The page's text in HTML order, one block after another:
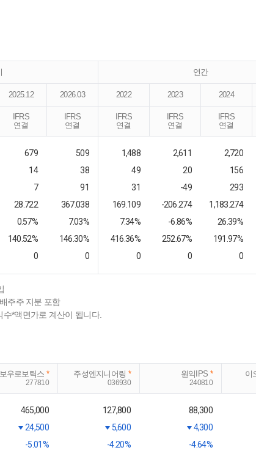
연간
2025.12 2026.03 2022 2023 2024
IFRS
연결
IFRS
연결
IFRS
연결
IFRS
연결
IFRS
연결
679 509 1,488 2,611 2,720
14 38 49 20 156
7 91 31 -49 293
28.722 367.038 169.109 -206.274 1,183.274
0.57% 7.03% 7.34% -6.86% 26.39%
140.52% 146.30% 416.36% 252.67% 191.97%
0 0 0 0 0
주주 지분 포함
*액면가로 계산이 됩니다.
우로보틱스 *
277810
주성엔지니어링 *
036930
원익IPS *
240810
이
465,000 127,800 88,300
24,500 5,600 4,300
-5.01% -4.20% -4.64%